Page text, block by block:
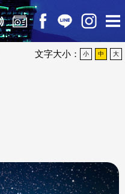
文字大小： 小 中 大